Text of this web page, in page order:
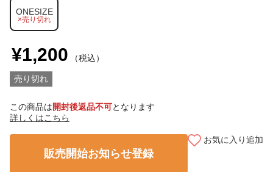
ONESIZE
×売り切れ
¥1,200 （税込）
売り切れ
この商品は開封後返品不可となります
詳しくはこちら
販売開始お知らせ登録
お気に入り追加